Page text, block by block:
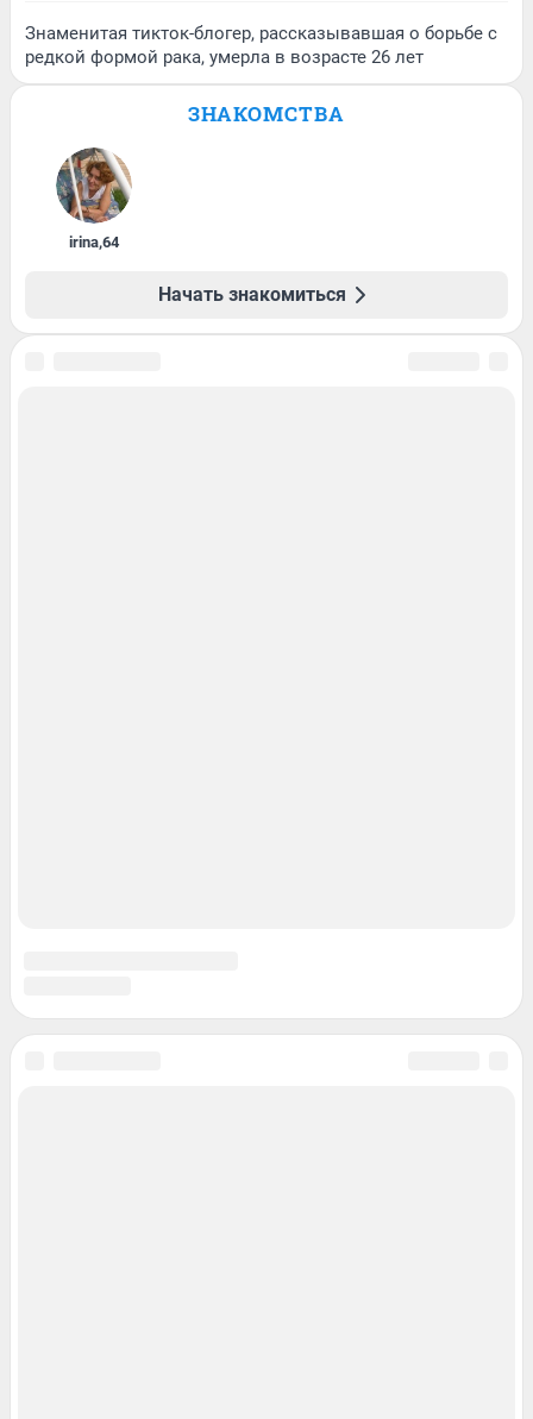
Знаменитая тикток-блогер, рассказывавшая о борьбе с
редкой формой рака, умерла в возрасте 26 лет
ЗНАКОМСТВА
irina,64
Начать знакомиться